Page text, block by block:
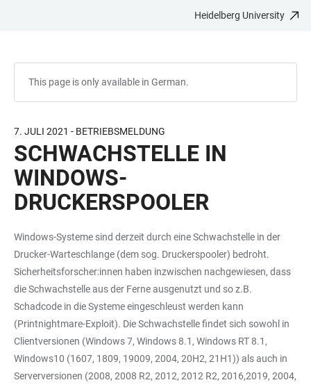
Heidelberg University
This page is only available in German.
7. JULI 2021 - BETRIEBSMELDUNG
SCHWACHSTELLE IN
WINDOWS-
DRUCKERSPOOLER
Windows-Systeme sind derzeit durch eine Schwachstelle in der
Drucker-Warteschlange (dem sog. Druckerspooler) bedroht.
Sicherheitsforscher:innen haben inzwischen nachgewiesen, dass
die Schwachstelle aus der Ferne ausgenutzt und so z.B.
Schadcode in die Systeme eingeschleust werden kann
(Printnightmare-Exploit). Die Schwachstelle findet sich sowohl in
Clientversionen (Windows 7, Windows 8.1, Windows RT 8.1,
Windows10 (1607, 1809, 19009, 2004, 20H2, 21H1)) als auch in
Serverversionen (2008, 2008 R2, 2012, 2012 R2, 2016,2019, 2004,